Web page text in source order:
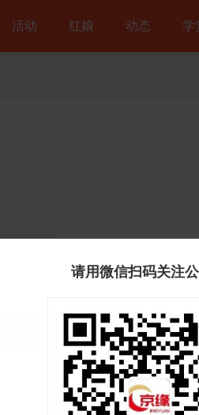
活动 红娘 动态 学
请用微信扫码关注